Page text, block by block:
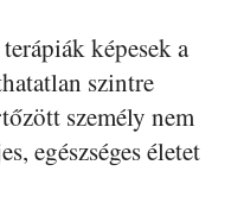
képesek a
szintre
személy nem
egészséges életet